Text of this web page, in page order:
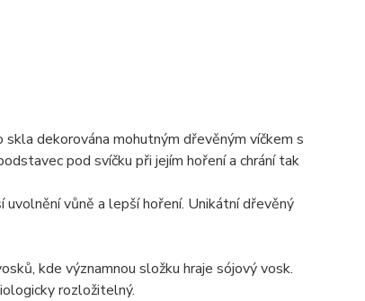
dekorována mohutným dřevěným víčkem s
pod svíčku při jejím hoření a chrání tak
vůně a lepší hoření. Unikátní dřevěný
kde významnou složku hraje sójový vosk.
rozložitelný.